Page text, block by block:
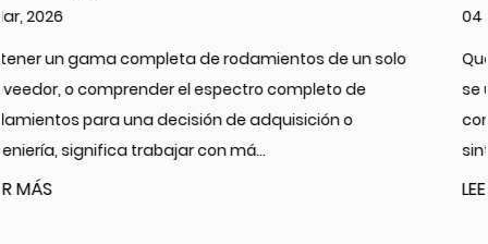
solo
Qué es una manguera de aceite de baja presión
se utiliza un manguera de aceite de baja presión
conducto flexible diseñado para transportar
sintéticos o a b...